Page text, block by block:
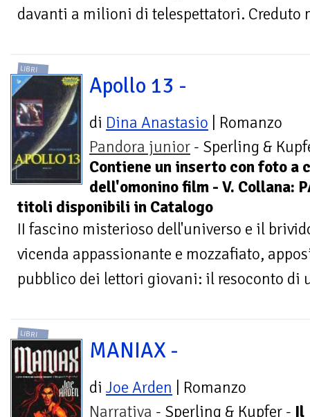
davanti a milioni di telespettatori. Creduto
LIBRI
Apollo 13 -
di Dina Anastasio | Romanzo
Pandora junior - Sperling &
Contiene un inserto con foto a
dell'omonino film - V. Collana:
titoli disponibili in Catalogo
II fascino misterioso dell'universo e il
vicenda appassionante e mozzafiato,
pubblico dei lettori giovani: il resoconto di
LIBRI
MANIAX -
di Joe Arden | Romanzo
Narrativa - Sperling & Kupfer - Il